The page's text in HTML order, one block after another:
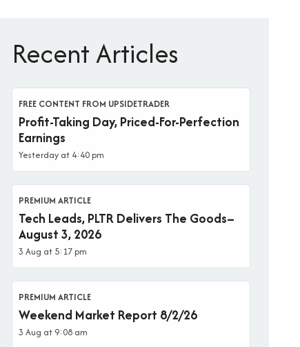
Recent Articles
FREE CONTENT FROM UPSIDETRADER
Profit-Taking Day, Priced-For-Perfection
Earnings
Yesterday at 4:40 pm
PREMIUM ARTICLE
Tech Leads, PLTR Delivers The Goods–
August 3, 2026
3 Aug at 5:17 pm
PREMIUM ARTICLE
Weekend Market Report 8/2/26
3 Aug at 9:08 am